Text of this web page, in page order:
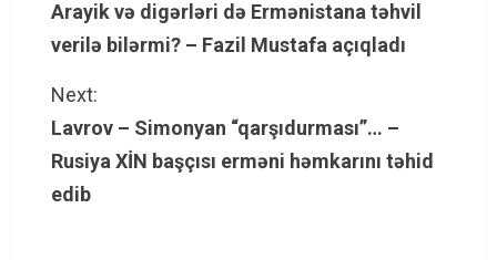
o
n
t
i
n
Arayik və digərləri də Ermənistana təhvil
verilə bilərmi? – Fazil Mustafa açıqladı
Next:
Lavrov – Simonyan “qarşıdurması”… –
Rusiya XİN başçısı erməni həmkarını təhid
edib